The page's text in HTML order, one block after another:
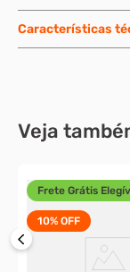
Características
Veja
Frete Grátis
10% OFF